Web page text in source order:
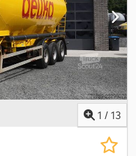
1 / 13